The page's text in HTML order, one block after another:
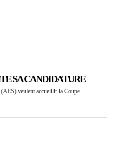
SA CANDIDATURE
veulent accueillir la Coupe